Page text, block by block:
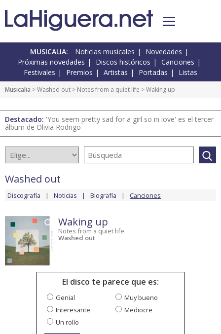
MUSICALIA: Noticias musicales
Novedades
Próximas novedades
Discos históricos
Canciones
Festivales
Premios Artistas Portadas Listas
Musicalia >Washed out > Notes from a quiet life > Waking up
Destacado: 'You seem pretty sad for a girl so in love' es el tercer
álbum de Olivia Rodrigo
Washed out
Discografía Noticias Biografía Canciones
Waking up
Notes from a quiet life
Washed out
El disco te parece que es:
Genial
Muy bueno
Interesante
Mediocre
Un rollo